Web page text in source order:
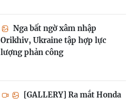
Nga bất ngờ xâm nhập
Orikhiv, Ukraine tập hợp lực
lượng phản công
[GALLERY] Ra mắt Honda